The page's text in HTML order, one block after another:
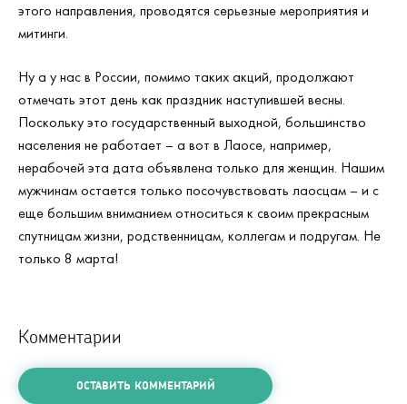
этого направления, проводятся серьезные мероприятия и
митинги.
Ну а у нас в России, помимо таких акций, продолжают
отмечать этот день как праздник наступившей весны.
Поскольку это государственный выходной, большинство
населения не работает – а вот в Лаосе, например,
нерабочей эта дата объявлена только для женщин. Нашим
мужчинам остается только посочувствовать лаосцам – и с
еще большим вниманием относиться к своим прекрасным
спутницам жизни, родственницам, коллегам и подругам. Не
только 8 марта!
Комментарии
ОСТАВИТЬ КОММЕНТАРИЙ